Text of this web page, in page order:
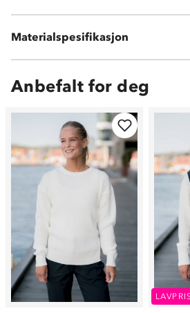
Materialspesifikasjon
100 % akryl
Anbefalt for deg
LAVPRIS